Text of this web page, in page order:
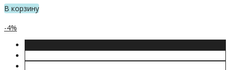
В корзину
-4%